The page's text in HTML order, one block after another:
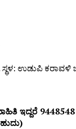
ಉಡುಪಿ ಕರಾವಳಿ
ಇದ್ದರೆ